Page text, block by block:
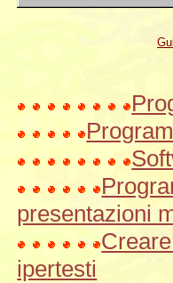
presentazioni
ipertesti